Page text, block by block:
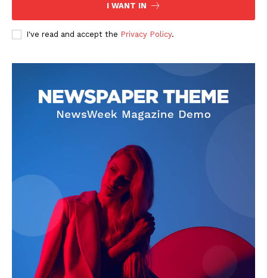
I WANT IN
I've read and accept the Privacy Policy.